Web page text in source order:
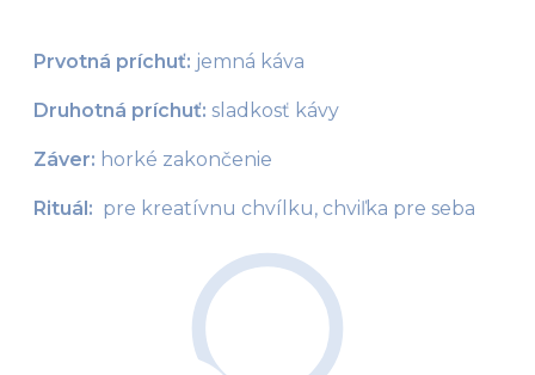
Prvotná príchuť: jemná káva
Druhotná príchuť: sladkosť kávy
Záver: horké zakončenie
Rituál: pre kreatívnu chvílku, chviľka pre seba